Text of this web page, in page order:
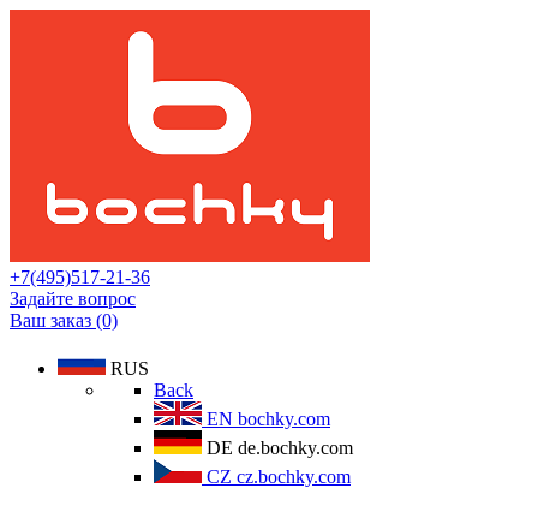
+7(495)517-21-36
Задайте вопрос
Ваш заказ (0)
RUS
Back
EN bochky.com
DE de.bochky.com
CZ cz.bochky.com